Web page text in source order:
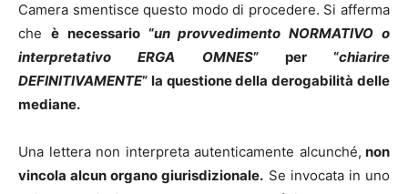
Camera smentisce questo modo di procedere. Si afferma
che è necessario “un provvedimento NORMATIVO o
interpretativo ERGA OMNES” per “chiarire
DEFINITIVAMENTE” la questione della derogabilità delle
mediane.
Una lettera non interpreta autenticamente alcunché, non
vincola alcun organo giurisdizionale. Se invocata in uno